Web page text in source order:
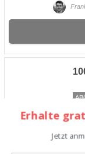
Erhalte
Jetzt